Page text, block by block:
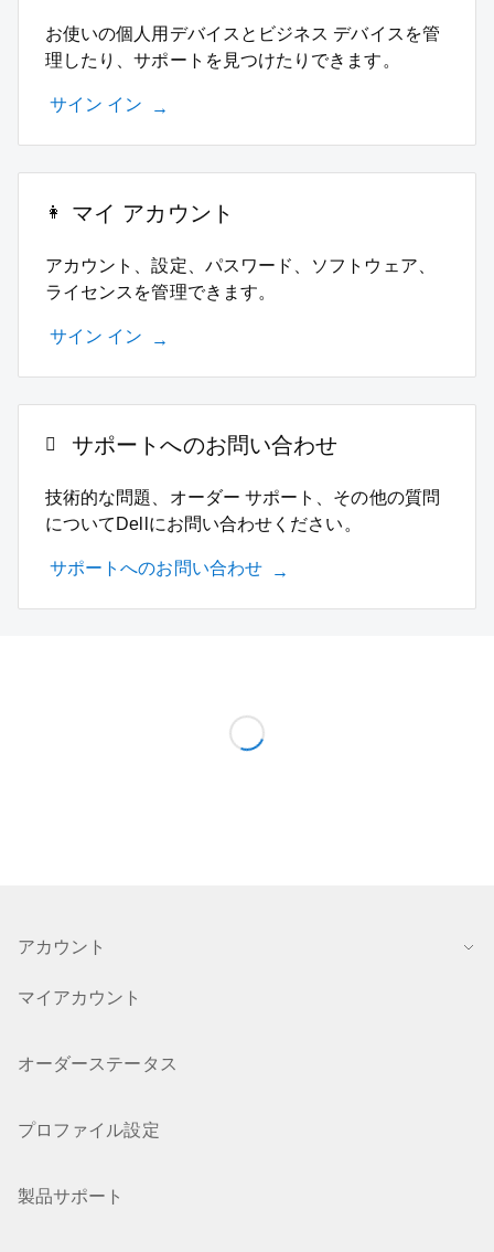
お使いの個人用デバイスとビジネス デバイスを管
理したり、サポートを見つけたりできます。
サイン イン
マイ アカウント
アカウント、設定、パスワード、ソフトウェア、
ライセンスを管理できます。
サイン イン
サポートへのお問い合わせ
技術的な問題、オーダー サポート、その他の質問
についてDellにお問い合わせください。
サポートへのお問い合わせ
アカウント
マイアカウント
オーダーステータス
プロファイル設定
製品サポート